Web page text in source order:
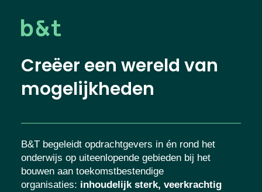
Creëer een wereld van
mogelijkheden
B&T begeleidt opdrachtgevers in én rond het
onderwijs op uiteenlopende gebieden bij het
bouwen aan toekomstbestendige
organisaties: inhoudelijk sterk, veerkrachtig